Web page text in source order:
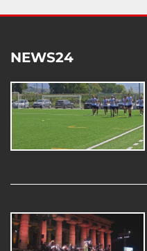
NEWS24